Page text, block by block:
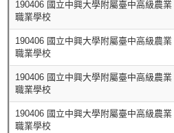
190406 國立中興大學附屬臺中高級農業
職業學校
190406 國立中興大學附屬臺中高級農業
職業學校
190406 國立中興大學附屬臺中高級農業
職業學校
190406 國立中興大學附屬臺中高級農業
職業學校